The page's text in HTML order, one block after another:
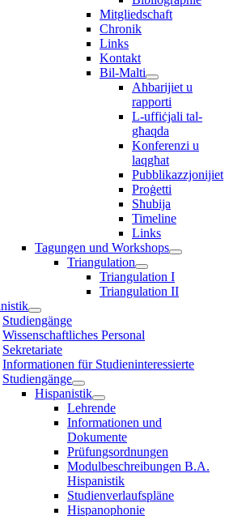
Mitgliedschaft
Chronik
Links
Kontakt
Bil-Malti
Aħbarijiet u
rapporti
L-uffiċjali tal-
għaqda
Konferenzi u
laqgħat
Pubblikazzjonijiet
Proġetti
Sħubija
Timeline
Links
Tagungen und Workshops
Triangulation
Triangulation I
Triangulation II
Studiengänge
Wissenschaftliches Personal
Sekretariate
Informationen für Studieninteressierte
Studiengänge
Hispanistik
Lehrende
Informationen und
Dokumente
Prüfungsordnungen
Modulbeschreibungen B.A.
Hispanistik
Studienverlaufspläne
Hispanophonie